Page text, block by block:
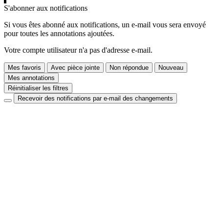
S'abonner aux notifications
Si vous êtes abonné aux notifications, un e-mail vous sera envoyé
pour toutes les annotations ajoutées.
Votre compte utilisateur n'a pas d'adresse e-mail.
Mes favoris Avec pièce jointe Non répondue
Nouveau
Mes annotations
Réinitialiser les filtres
Recevoir des notifications par e-mail des changements